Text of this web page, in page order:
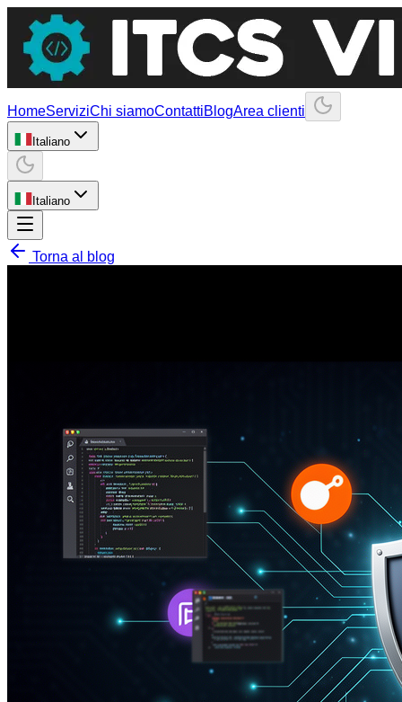
HomeServiziChi siamoContattiBlogArea clienti
Italiano
Italiano
Torna al blog